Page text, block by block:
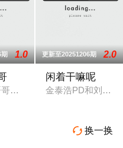
减肥项目的爱情节目。两
期 1.0
哥》节目是根据主题不同，
更新至20251206期 2.0
闲着干嘛呢
金泰浩PD和刘在
 换一换